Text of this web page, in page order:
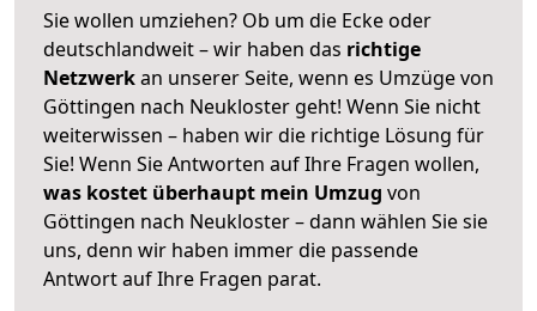
Sie wollen umziehen? Ob um die Ecke oder
deutschlandweit – wir haben das richtige
Netzwerkan unserer Seite, wenn es Umzüge von
Göttingen nach Neukloster geht! Wenn Sie nicht
weiterwissen – haben wir die richtige Lösung für
Sie! Wenn Sie Antworten auf Ihre Fragen wollen,
was kostet überhaupt mein Umzug von
Göttingen nach Neukloster – dann wählen Sie sie
uns, denn wir haben immer die passende
Antwort auf Ihre Fragen parat.